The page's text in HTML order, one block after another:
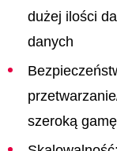
dużej ilości
danych
szeroką